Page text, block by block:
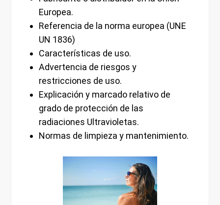
Europea.
Referencia de la norma europea (UNE
UN 1836)
Características de uso.
Advertencia de riesgos y
restricciones de uso.
Explicación y marcado relativo de
grado de protección de las
radiaciones Ultravioletas.
Normas de limpieza y mantenimiento.